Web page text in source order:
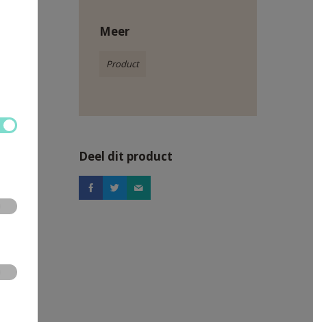
Meer
Product
Deel dit product